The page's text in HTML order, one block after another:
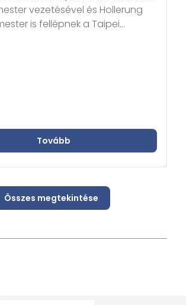
vezetésével és Hollerung
is fellépnek a Taipei
Tovább
Összes megtekintése